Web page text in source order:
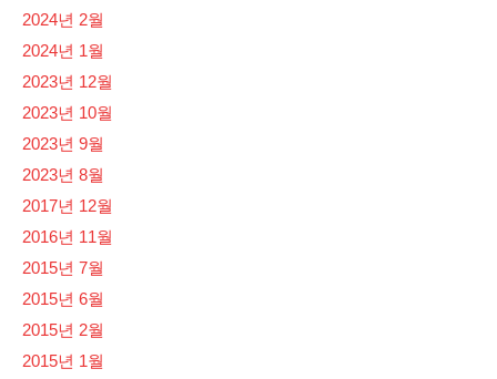
2024년 2월
2024년 1월
2023년 12월
2023년 10월
2023년 9월
2023년 8월
2017년 12월
2016년 11월
2015년 7월
2015년 6월
2015년 2월
2015년 1월